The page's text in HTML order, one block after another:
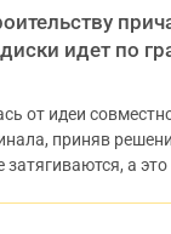
идет по
от идеи
приняв
затягиваются, а